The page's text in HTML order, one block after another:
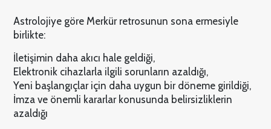
Astrolojiye göre Merkür retrosunun sona ermesiyle
birlikte:
İletişimin daha akıcı hale geldiği,
Elektronik cihazlarla ilgili sorunların azaldığı,
Yeni başlangıçlar için daha uygun bir döneme girildiği,
İmza ve önemli kararlar konusunda belirsizliklerin
azaldığı